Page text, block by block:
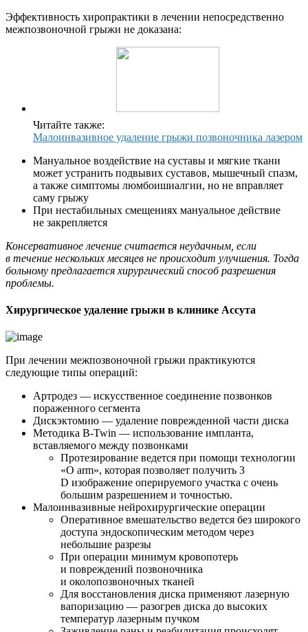
Эффективность хиропрактики в лечении непосредственно
межпозвоночной грыжи не доказана:
Читайте также:
Малоинвазивное удаление грыжи позвоночника лазером
Мануальное воздействие на суставы и мягкие ткани
может устранить подвывих суставов, мышечный спазм,
а также симптомы люмбоишиалгии, но не вправляет
саму грыжу
При нестабильных смещениях мануальное действие
не закрепляется
Консервативное лечение считается неудачным, если
в течение нескольких месяцев не происходит улучшения. Тогда
больному предлагается хирургический способ разрешения
проблемы.
Хирургическое удаление грыжи в клинике Ассута
При лечении межпозвоночной грыжи практикуются
следующие типы операций:
Артродез — искусственное соединение позвонков
пораженного сегмента
Дискэктомию — удаление поврежденной части диска
Методика B-Twin — использование импланта,
вставляемого между позвонками
Протезирование ведется при помощи технологии
«O arm», которая позволяет получить 3
D изображение оперируемого участка с очень
большим разрешением и точностью.
Малоинвазивные нейрохирургические операции
Оперативное вмешательство ведется без широкого
доступа эндоскопическим методом через
небольшие разрезы
При операции минимум кровопотерь
и повреждений позвоночника
и околопозвоночных тканей
Для восстановления диска применяют лазерную
вапоризацию — разогрев диска до высоких
температур лазерным пучком